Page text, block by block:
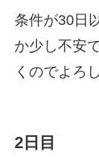
条件が30日
か少し不安
くのでよろ
2日目